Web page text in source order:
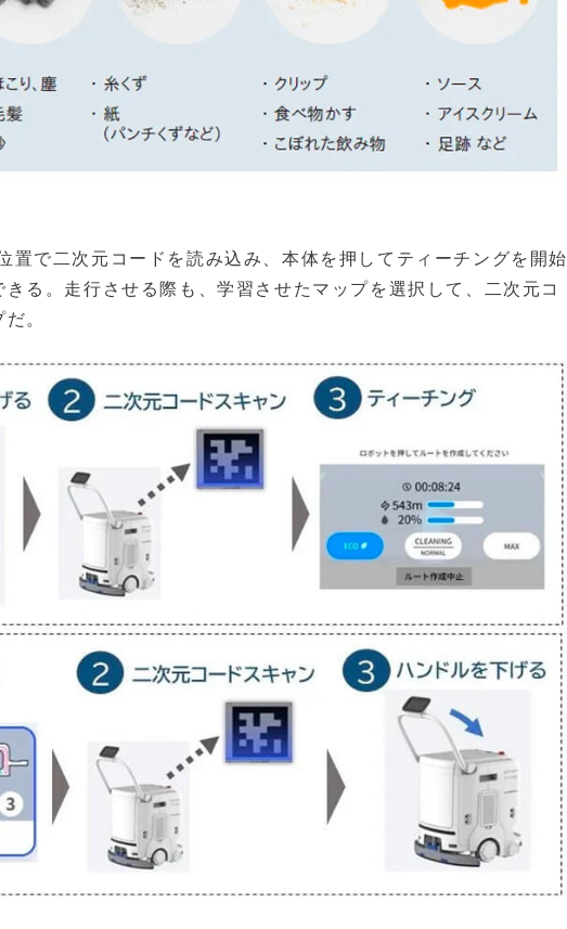
置で二次元コードを読み込み、本体を押してティーチングを開始
る。走行させる際も、学習させたマップを選択して、二次元コ
。